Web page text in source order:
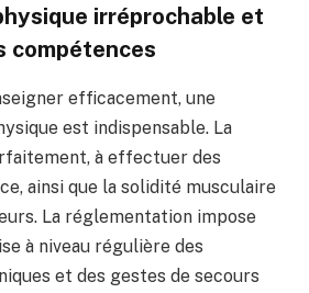
irréprochable et
compétences
efficacement, une
est indispensable. La
à effectuer des
ainsi que la solidité musculaire
La réglementation impose
à niveau régulière des
et des gestes de secours